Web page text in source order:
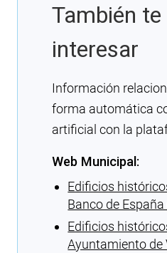
También
interesar
Información
forma automática
artificial con la
Web Municipal:
Edificios
Banco de
Edificios
Ayuntamiento de